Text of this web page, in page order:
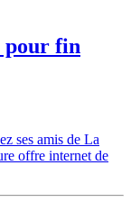
pour fin
ses amis de La
offre internet de